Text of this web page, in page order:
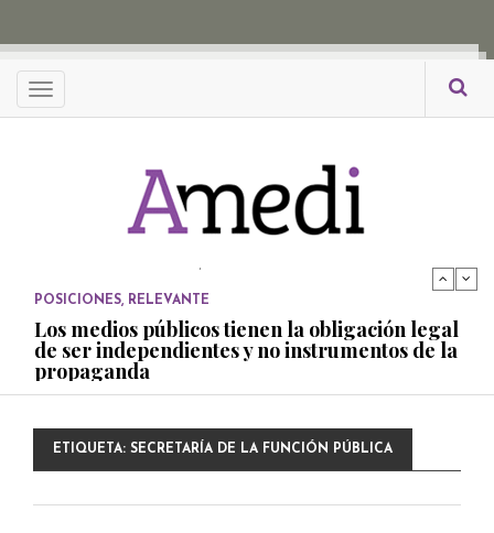
Menu
POSICIONES
Consejos ciudadanos e IFT deben garantizar
independencia editorial de medios públicos
Amedi condena atentado contra Ciro Gómez
POSICIONES, RELEVANTE
Los medios públicos tienen la obligación legal
de ser independientes y no instrumentos de la
propaganda
PUBLICADO EL 27 NOVIEMBRE, 2022
Consejos ciudadanos e IFT deben garantizar
ETIQUETA: SECRETARÍA DE LA FUNCIÓN PÚBLICA